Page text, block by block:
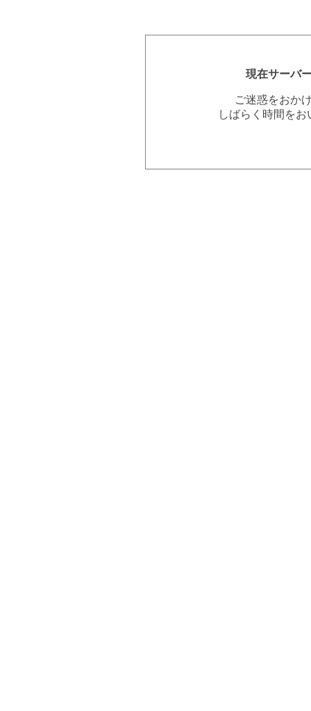
現在サーバ
ご迷惑をおか
しばらく時間を